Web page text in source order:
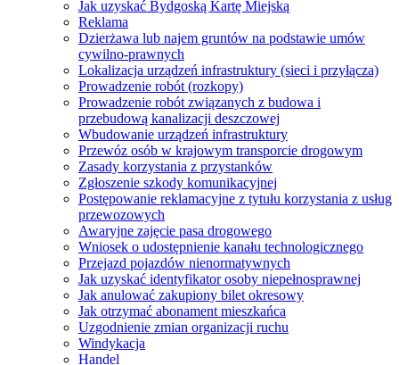
Jak uzyskać Bydgoską Kartę Miejską
Reklama
Dzierżawa lub najem gruntów na podstawie umów
cywilno-prawnych
Lokalizacja urządzeń infrastruktury (sieci i przyłącza)
Prowadzenie robót (rozkopy)
Prowadzenie robót związanych z budowa i
przebudową kanalizacji deszczowej
Wbudowanie urządzeń infrastruktury
Przewóz osób w krajowym transporcie drogowym
Zasady korzystania z przystanków
Zgłoszenie szkody komunikacyjnej
Postępowanie reklamacyjne z tytułu korzystania z usług
przewozowych
Awaryjne zajęcie pasa drogowego
Wniosek o udostępnienie kanału technologicznego
Przejazd pojazdów nienormatywnych
Jak uzyskać identyfikator osoby niepełnosprawnej
Jak anulować zakupiony bilet okresowy
Jak otrzymać abonament mieszkańca
Uzgodnienie zmian organizacji ruchu
Windykacja
Handel